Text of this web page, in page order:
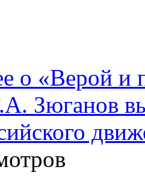
о «Верой и
Зюганов